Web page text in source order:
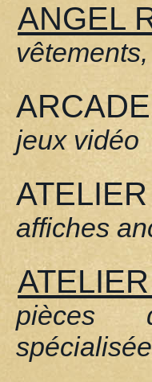
ANGEL
ARCADE
jeux vidéo
affiches
pièces
spécialisée